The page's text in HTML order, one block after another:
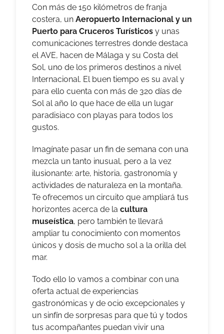
Con más de 150 kilómetros de franja
costera, un Aeropuerto Internacional y un
Puerto para Cruceros Turísticos y unas
comunicaciones terrestres donde destaca
el AVE, hacen de Málaga y su Costa del
Sol, uno de los primeros destinos a nivel
Internacional. El buen tiempo es su aval y
para ello cuenta con más de 320 días de
Sol al año lo que hace de ella un lugar
paradisiaco con playas para todos los
gustos.
Imagínate pasar un fin de semana con una
mezcla un tanto inusual, pero a la vez
ilusionante: arte, historia, gastronomía y
actividades de naturaleza en la montaña.
Te ofrecemos un circuito que ampliará tus
horizontes acerca de la cultura
museística, pero también te llevará
ampliar tu conocimiento con momentos
únicos y dosis de mucho sol a la orilla del
mar.
Todo ello lo vamos a combinar con una
oferta actual de experiencias
gastronómicas y de ocio excepcionales y
un sinfín de sorpresas para que tú y todos
tus acompañantes puedan vivir una